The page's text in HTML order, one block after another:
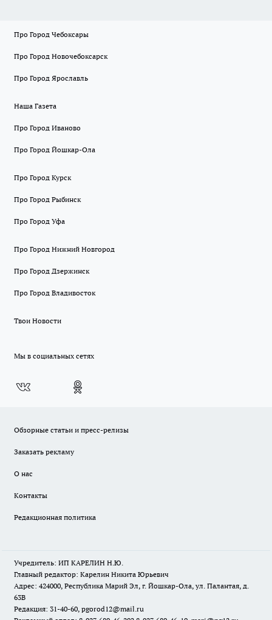
Про Город Чебоксары
Про Город Новочебоксарск
Про Город Ярославль
Наша Газета
Про Город Иваново
Про Город Йошкар-Ола
Про Город Курск
Про Город Рыбинск
Про Город Уфа
Про Город Нижний Новгород
Про Город Дзержинск
Про Город Владивосток
Твои Новости
Мы в социальных сетях
Обзорные статьи и пресс-релизы
Заказать рекламу
О нас
Контакты
Редакционная политика
Учредитель: ИП КАРЕЛИН Н.Ю.
Главный редактор: Карелин Никита Юрьевич
Адрес: 424000, Республика Марий Эл, г. Йошкар-Ола, ул. Палантая, д.
63В
Редакция: 31-40-60, pgorod12@mail.ru